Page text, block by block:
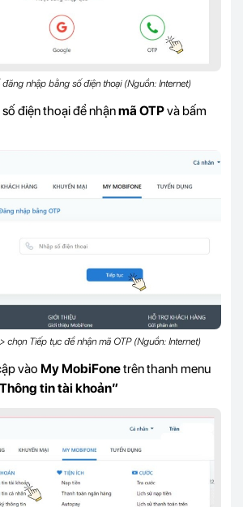
nhập bằng số điện thoại (Nguồn: Internet)
điện thoại để nhậnmã OTPvà bấm
chọn Tiếp tục để nhận mã OTP (Nguồn: Internet)
vào My MobiFonetrên thanh menu
tin tài khoản”